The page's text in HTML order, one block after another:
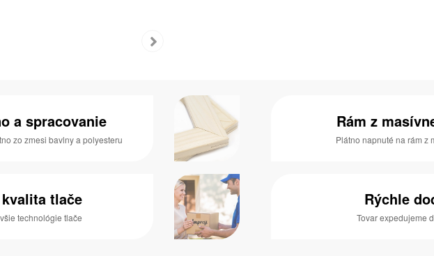
a spracovanie
zo zmesi bavlny a polyesteru
Rám z
Plátno napnuté na rám z
tlače
technológie tlače
Rýchle
Tovar expedujeme